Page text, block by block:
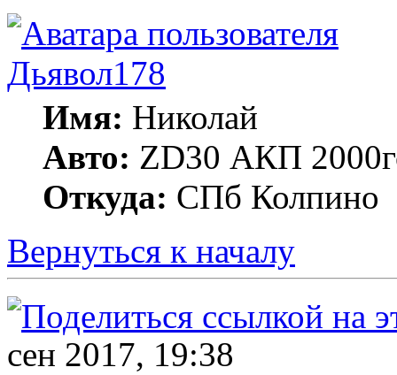
Дьявол178
Имя: Николай
Авто: ZD30 АКП
Откуда: СПб Колпино
Вернуться к началу
сен 2017, 19:38